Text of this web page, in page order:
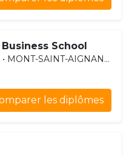
Business School
MONT-SAINT-AIGNAN...
les diplômes